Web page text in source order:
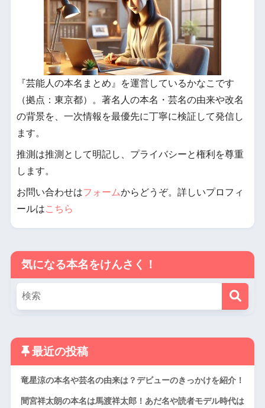
『芸能人の本名まとめ』を運営しているかなこです
（拠点：東京都）。著名人の本名・芸名の由来や改名
の背景を、一次情報を最優先に丁寧に検証して発信し
ます。
推測は推測として明記し、プライバシーと権利を尊重
します。
お問い合わせはフォームからどうぞ。詳しいプロフィ
ールはこちら
気になる本名をけんさく！
最近の投稿
竜星涼の本名や芸名の由来は？デビューのきっかけを紹介！
間宮祥太朗の本名は馬渡祥太郎！あだ名や読者モデル時代は